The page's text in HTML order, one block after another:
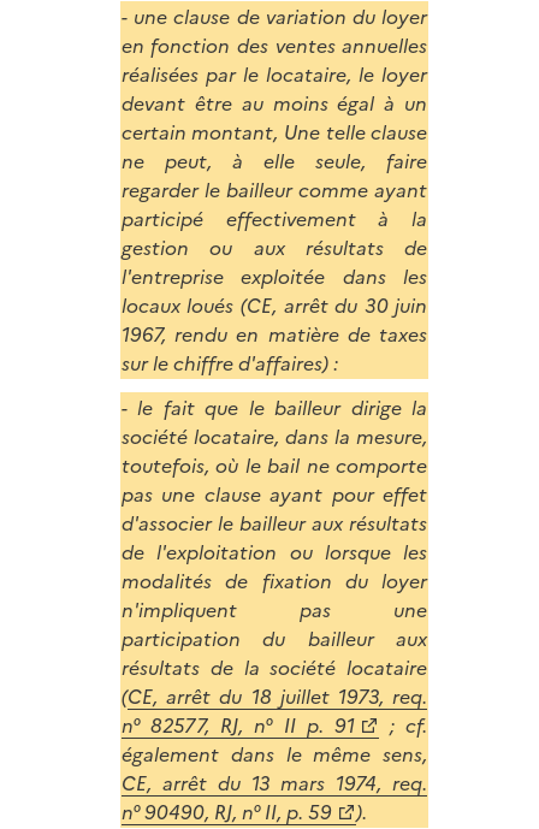
- une clause de variation du loyer
en fonction des ventes annuelles
réalisées par le locataire, le loyer
devant être au moins égal à un
certain montant, Une telle clause
ne peut, à elle seule, faire
regarder le bailleur comme ayant
participé effectivement à la
gestion ou aux résultats de
l'entreprise exploitée dans les
locaux loués (CE, arrêt du 30 juin
1967, rendu en matière de taxes
sur le chiffre d'affaires) :
- le fait que le bailleur dirige la
société locataire, dans la mesure,
toutefois, où le bail ne comporte
pas une clause ayant pour effet
d'associer le bailleur aux résultats
de l'exploitation ou lorsque les
modalités de fixation du loyer
n'impliquent pas une
participation du bailleur aux
résultats de la société locataire
(CE, arrêt du 18 juillet 1973, req.
n° 82577, RJ, n° II p. 91
; cf.
également dans le même sens,
CE, arrêt du 13 mars 1974, req.
n° 90490, RJ, n° II, p. 59
).